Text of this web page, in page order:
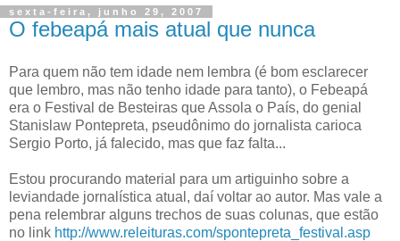
sexta-feira, junho 29, 2007
O febeapá mais atual que nunca
Para quem não tem idade nem lembra (é bom esclarecer
que lembro, mas não tenho idade para tanto), o Febeapá
era o Festival de Besteiras que Assola o País, do genial
Stanislaw Pontepreta, pseudônimo do jornalista carioca
Sergio Porto, já falecido, mas que faz falta...
Estou procurando material para um artiguinho sobre a
leviandade jornalística atual, daí voltar ao autor. Mas vale a
pena relembrar alguns trechos de suas colunas, que estão
no link http://www.releituras.com/spontepreta_festival.asp